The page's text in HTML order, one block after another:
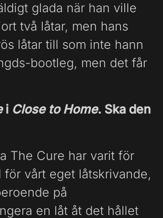
glada när han ville
två låtar, men hans
låtar till som inte hann
bootleg, men det får
i Close to Home. Ska den
The Cure har varit för
vårt eget låtskrivande,
på
en låt åt det hållet